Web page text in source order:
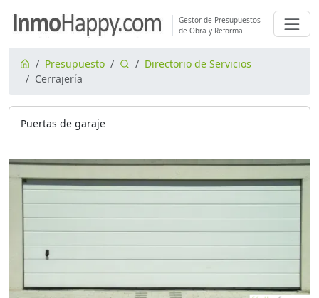
Gestor de Presupuestos
de Obra y Reforma
Presupuesto
Directorio de Servicios
Cerrajería
Puertas de garaje